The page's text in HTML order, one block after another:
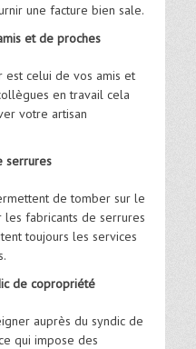
une facture bien sale.
et de proches
est celui de vos amis et
en travail cela
votre artisan
serrures
de tomber sur le
fabricants de serrures
toujours les services
de copropriété
auprès du syndic de
qui impose des